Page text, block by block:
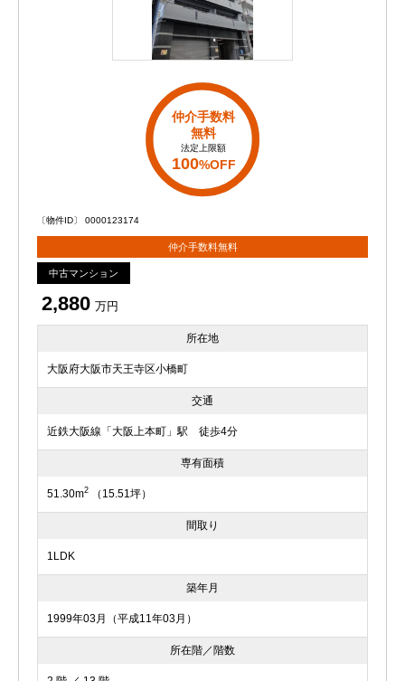
仲介手数料
無料
法定上限額
100%OFF
〔物件ID〕 0000123174
仲介手数料無料
中古マンション
2,880 万円
所在地
大阪府大阪市天王寺区小橋町
交通
近鉄大阪線「大阪上本町」駅 徒歩4分
専有面積
51.30m2 （15.51坪）
間取り
1LDK
築年月
1999年03月（平成11年03月）
所在階／階数